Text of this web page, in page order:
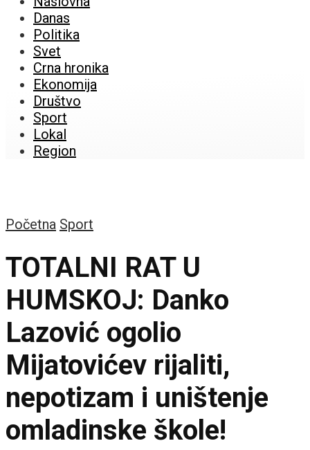
Danas
Politika
Svet
Crna hronika
Ekonomija
Društvo
Sport
Lokal
Region
Početna Sport
TOTALNI RAT U
HUMSKOJ: Danko
Lazović ogolio
Mijatovićev rijaliti,
nepotizam i uništenje
omladinske škole!